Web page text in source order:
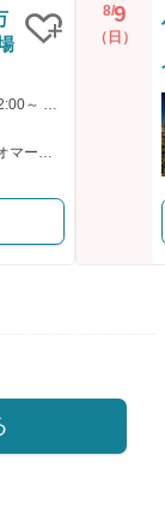
受付時間：8:45～ 9:00～ 12:00～ 14:00～ 15:00～
料金：【無料】黒毛和牛・オマール海老含む豪華4万円相当試食
8/9
（日）